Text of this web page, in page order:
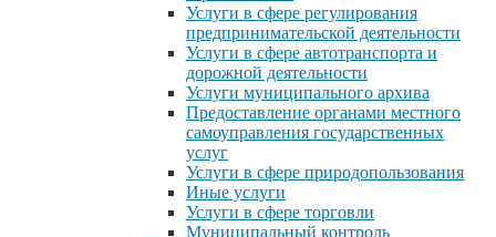
Услуги в сфере регулирования
предпринимательской деятельности
Услуги в сфере автотранспорта и
дорожной деятельности
Услуги муниципального архива
Предоставление органами местного
самоуправления государственных
услуг
Услуги в сфере природопользования
Иные услуги
Услуги в сфере торговли
Муниципальный контроль